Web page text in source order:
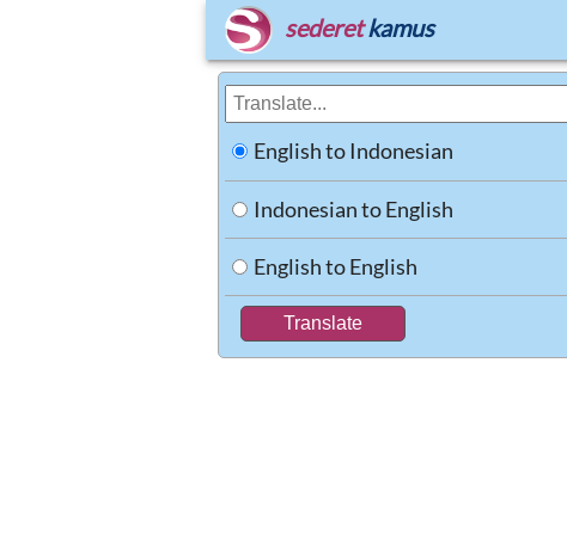
sederet kamus
English to Indonesian
Indonesian to English
English to English